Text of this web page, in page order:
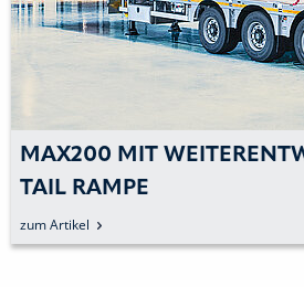
MAX200 MIT
TAIL RAMPE
zum Artikel